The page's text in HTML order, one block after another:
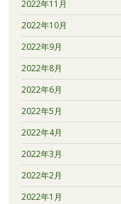
2022年11月
2022年10月
2022年9月
2022年8月
2022年6月
2022年5月
2022年4月
2022年3月
2022年2月
2022年1月